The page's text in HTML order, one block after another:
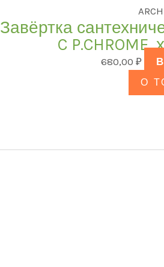
Завёртка
C
680,00₽
О